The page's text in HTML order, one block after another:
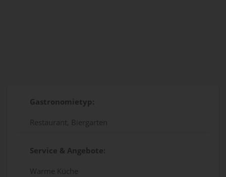
Gastronomietyp:
Restaurant, Biergarten
Service & Angebote:
Warme Küche